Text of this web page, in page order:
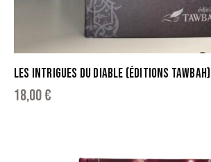
LES INTRIGUES DU DIABLE (ÉDITIONS TAWBAH)
18,00€